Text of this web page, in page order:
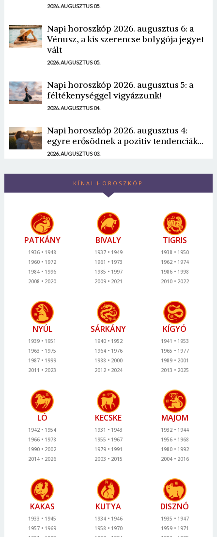
2026. AUGUSZTUS 05.
Napi horoszkóp 2026. augusztus 6: a
Vénusz, a kis szerencse bolygója jegyet
vált
2026. AUGUSZTUS 05.
Napi horoszkóp 2026. augusztus 5: a
féltékenységgel vigyázzunk!
2026. AUGUSZTUS 04.
Napi horoszkóp 2026. augusztus 4:
egyre erősödnek a pozitív tendenciák...
2026. AUGUSZTUS 03.
KÍNAI HOROSZKÓP
PATKÁNY
1936
1948
1960
1972
1984
1996
2008
2020
BIVALY
1937
1949
1961
1973
1985
1997
2009
2021
TIGRIS
1938
1950
1962
1974
1986
1998
2010
2022
NYÚL
1939
1951
1963
1975
1987
1999
2011
2023
SÁRKÁNY
1940
1952
1964
1976
1988
2000
2012
2024
KÍGYÓ
1941
1953
1965
1977
1989
2001
2013
2025
LÓ
1942
1954
1966
1978
1990
2002
2014
2026
KECSKE
1931
1943
1955
1967
1979
1991
2003
2015
MAJOM
1932
1944
1956
1968
1980
1992
2004
2016
KAKAS
1933
1945
1957
1969
KUTYA
1934
1946
1958
1970
DISZNÓ
1935
1947
1959
1971